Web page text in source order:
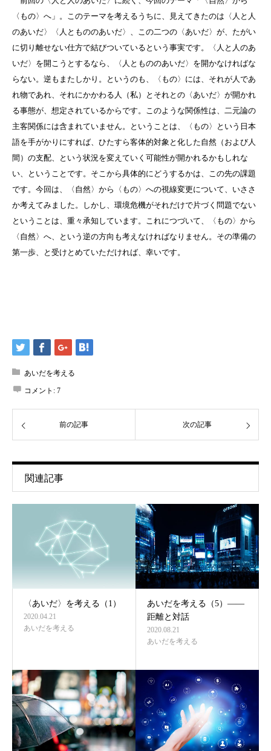
〈もの〉へ」。このテーマを考えるうちに、見えてきたのは〈人と人
のあいだ〉〈人ともののあいだ〉、この二つの〈あいだ〉が、たがい
に切り離せない仕方で結びついているという事実です。〈人と人のあ
いだ〉を開こうとするなら、〈人ともののあいだ〉を開かなければな
らない。逆もまたしかり。というのも、〈もの〉には、それが人であ
れ物であれ、それにかかわる人（私）とそれとの〈あいだ〉が開かれ
る事態が、想定されているからです。このような関係性は、二元論の
主客関係には含まれていません。ということは、〈もの〉という日本
語を手がかりにすれば、ひたすら客体的対象と化した自然（および人
間）の支配、という状況を変えていく可能性が開かれるかもしれな
い、ということです。そこから具体的にどうするかは、この先の課題
です。今回は、〈自然〉から〈もの〉への視線変更について、いささ
か考えてみました。しかし、環境危機がそれだけで片づく問題でない
ということは、重々承知しています。これにつづいて、〈もの〉から
〈自然〉へ、という逆の方向も考えなければなりません。その準備の
第一歩、と受けとめていただければ、幸いです。
あいだを考える
コメント: 7
前の記事 次の記事
関連記事
〈あいだ〉を考える（1）
2020.04.21
あいだを考える
あいだを考える（5）――
距離と対話
2020.08.21
あいだを考える